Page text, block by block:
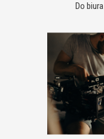
Do biura